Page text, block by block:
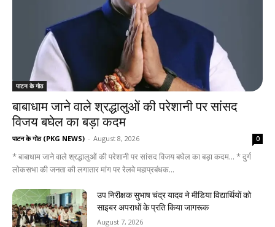
पाटन के गोठ
बाबाधाम जाने वाले श्रद्धालुओं की परेशानी पर सांसद
विजय बघेल का बड़ा कदम
पाटन के गोठ (PKG NEWS) - August 8, 2026 0
* बाबाधाम जाने वाले श्रद्धालुओं की परेशानी पर सांसद विजय बघेल का बड़ा कदम... * दुर्ग
लोकसभा की जनता की लगातार मांग पर रेलवे महाप्रबंधक...
उप निरीक्षक सुभाष चंद्र यादव ने मीडिया विद्यार्थियों को
साइबर अपराधों के प्रति किया जागरूक
August 7, 2026